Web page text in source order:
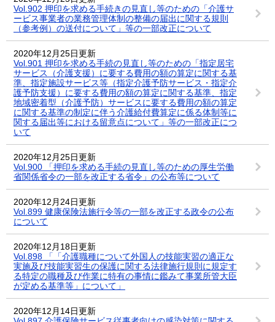
Vol.902 押印を求める手続きの見直し等のための「介護サ
ービス事業者の業務管理体制の整備の届出に関する規則
（参考例）の送付について」等の一部改正について
2020年12月25日更新
Vol.901 押印を求める手続の見直し等のための「指定居宅
サービス（介護支援）に要する費用の額の算定に関する基
準、指定施設サービス等（指定介護予防サービス・指定介
護予防支援）に要する費用の額の算定に関する基準、指定
地域密着型（介護予防）サービスに要する費用の額の算定
に関する基準の制定に伴う介護給付費算定に係る体制等に
関する届出等における留意点について」等の一部改正につ
いて
2020年12月25日更新
Vol.900 「押印を求める手続の見直し等のための厚生労働
省関係省令の一部を改正する省令」の公布等について
2020年12月24日更新
Vol.899 健康保険法施行令等の一部を改正する政令の公布
について
2020年12月18日更新
Vol.898 「「介護職種について外国人の技能実習の適正な
実施及び技能実習生の保護に関する法律施行規則に規定す
る特定の職種及び作業に特有の事情に鑑みて事業所管大臣
が定める基準等」について」
2020年12月14日更新